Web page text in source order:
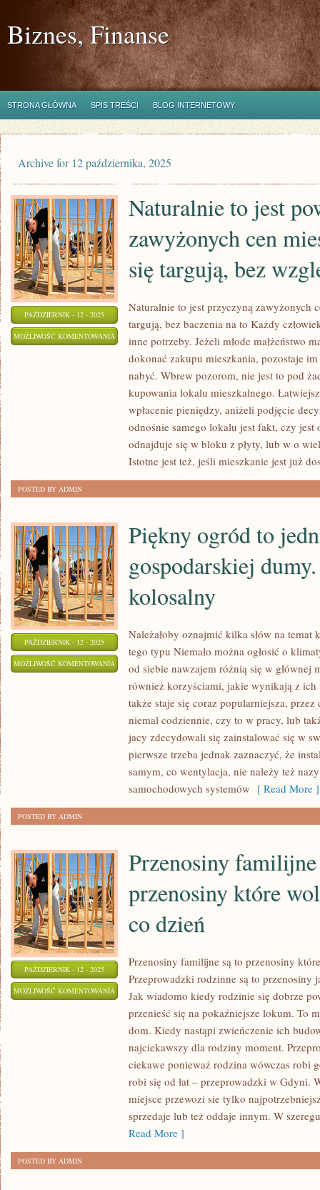
Biznes, Finanse
STRONA GŁÓWNA SPIS TREŚCI BLOG INTERNETOWY
Archive for 12 października, 2025
PAŹDZIERNIK - 12 - 2025
MOŻLIWOŚĆ KOMENTOWANIA
POWODEM
ZAWYŻONYCH
MIESZKAŃ.
WSZYSCY
SIĘ
TARGUJĄ,
WZGLĘDU
Naturalnie to jest
zawyżonych cen
się targują, bez
Naturalnie to jest przyczyną zawyżonych
targują, bez baczenia na to Każdy
inne potrzeby. Jeżeli młode małżeństwo
dokonać zakupu mieszkania, pozostaje
nabyć. Wbrew pozorom, nie jest to pod
kupowania lokalu mieszkalnego.
wpłacenie pieniędzy, aniżeli podjęcie
odnośnie samego lokalu jest fakt, czy
odnajduje się w bloku z płyty, lub w o
Istotne jest też, jeśli mieszkanie jest już
POSTED BY ADMIN
PAŹDZIERNIK - 12 - 2025
MOŻLIWOŚĆ KOMENTOWANIA
OGRÓD
JEDNO
ŹRÓDEŁ
GOSPODARSKIEJ
DUMY.
CZY
MAŁY
KOLOSALNY
Piękny ogród to
gospodarskiej
kolosalny
Należałoby oznajmić kilka słów na
tego typu Niemało można ogłosić o
od siebie nawzajem różnią się w głównej
również korzyściami, jakie wynikają z
także staje się coraz popularniejsza,
niemal codziennie, czy to w pracy, lub
jacy zdecydowali się zainstalować się w
pierwsze trzeba jednak zaznaczyć, że
samym, co wentylacja, nie należy też
samochodowych systemów [ Read More ]
POSTED BY ADMIN
PAŹDZIERNIK - 12 - 2025
MOŻLIWOŚĆ KOMENTOWANIA
PRZENOSINY
KTÓRE
WOLNO
SPOTKAĆ
CO
DZIEŃ
Przenosiny
przenosiny które
co dzień
Przenosiny familijne są to przenosiny
Przeprowadzki rodzinne są to przenosiny
Jak wiadomo kiedy rodzinie się dobrze
przenieść się na pokaźniejsze lokum. To
dom. Kiedy nastąpi zwieńczenie ich
najciekawszy dla rodziny moment.
ciekawe ponieważ rodzina wówczas robi
robi się od lat – przeprowadzki w Gdyni.
miejsce przewozi sie tylko
sprzedaje lub też oddaje innym. W
Read More ]
POSTED BY ADMIN